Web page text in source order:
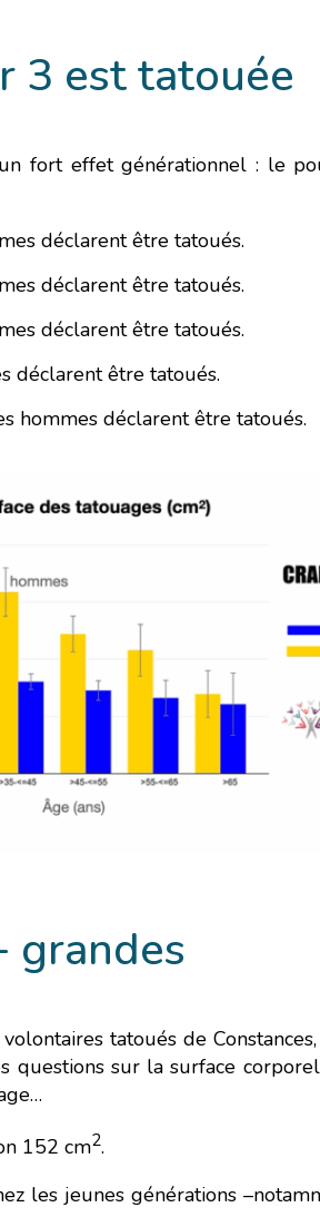
3 est tatouée
un fort effet générationnel : le
déclarent être tatoués.
déclarent être tatoués.
déclarent être tatoués.
déclarent être tatoués.
hommes déclarent être tatoués.
grandes
tatoués de
questions sur la surface
152 cm2.
les jeunes générations